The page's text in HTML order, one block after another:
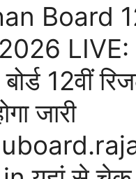
Board
LIVE:
12वीं
जारी